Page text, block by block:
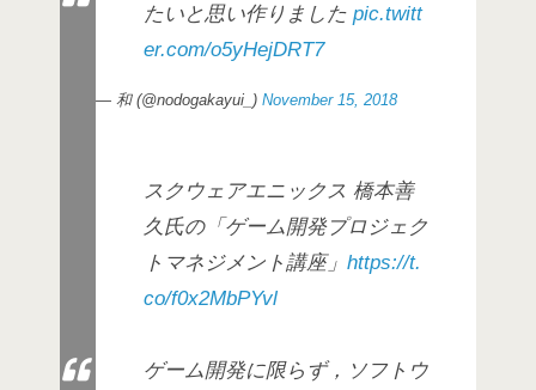
たいと思い作りました pic.twitt
er.com/o5yHejDRT7
— 和 (@nodogakayui_) November 15, 2018
スクウェアエニックス 橋本善
久氏の「ゲーム開発プロジェク
トマネジメント講座」 https://t.
co/f0x2MbPYvl
ゲーム開発に限らず，ソフトウ